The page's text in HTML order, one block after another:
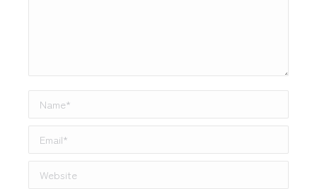
Name *
Email *
Website